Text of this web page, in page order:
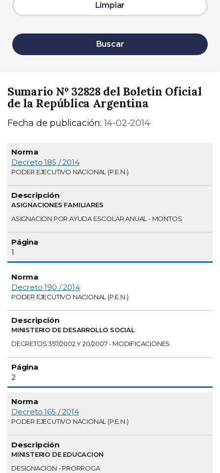
Limpiar
Buscar
Sumario Nº 32828 del Boletín Oficial
de la República Argentina
Fecha de publicación:14-02-2014
Normativa
Decreto 185 / 2014
PODER EJECUTIVO NACIONAL (P.E.N.)
ASIGNACIONES FAMILIARES
ASIGNACION POR AYUDA ESCOLAR ANUAL - MONTOS
1
Decreto 190 / 2014
PODER EJECUTIVO NACIONAL (P.E.N.)
MINISTERIO DE DESARROLLO SOCIAL
DECRETOS 357/2002 Y 20/2007 - MODIFICACIONES
2
Decreto 165 / 2014
PODER EJECUTIVO NACIONAL (P.E.N.)
MINISTERIO DE EDUCACION
DESIGNACION - PRORROGA